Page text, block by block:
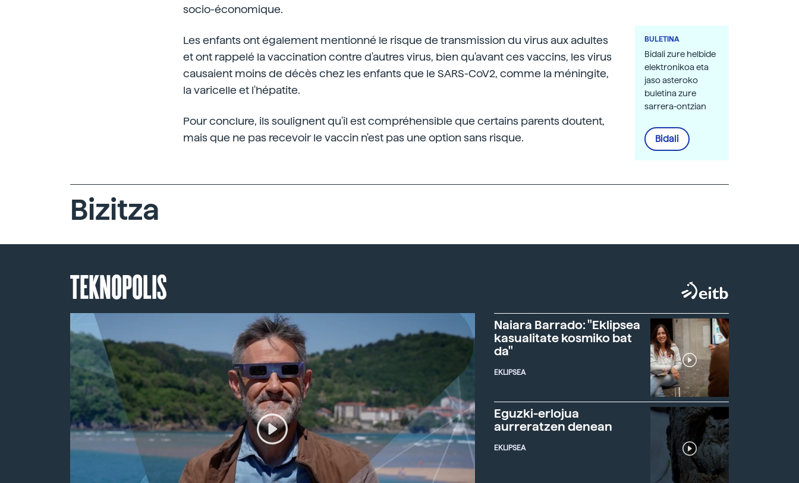
socio-économique.
Les enfants ont également mentionné le risque de transmission du virus aux adultes
et ont rappelé la vaccination contre d'autres virus, bien qu'avant ces vaccins, les virus
causaient moins de décès chez les enfants que le SARS-CoV2, comme la méningite,
la varicelle et l'hépatite.
Pour conclure, ils soulignent qu'il est compréhensible que certains parents doutent,
mais que ne pas recevoir le vaccin n'est pas une option sans risque.
BULETINA
Bidali zure helbide
elektronikoa eta
jaso asteroko
buletina zure
sarrera-ontzian
Bidali
Bizitza
TEKNOPOLIS
Naiara Barrado: "Eklipsea
kasualitate kosmiko bat
da"
EKLIPSEA
Eguzki-erlojua
aurreratzen denean
EKLIPSEA